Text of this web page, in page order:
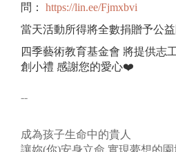
問： https://lin.ee/Fjmxbvi
當天活動所得將全數捐贈予公
四季藝術教育基金會 將提供志
創小禮 感謝您的愛心❤️
--
成為孩子生命中的貴人
讓妳(你)安身立命.實現夢想的園